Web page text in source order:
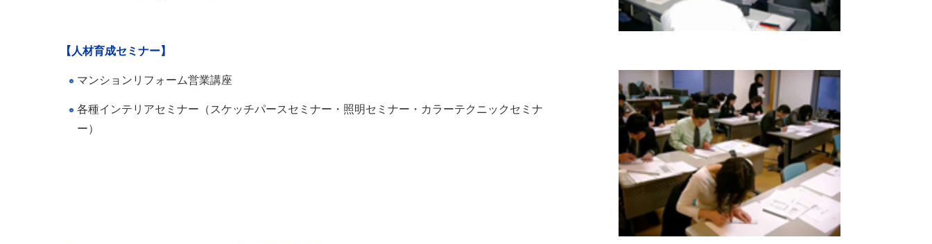
【人材育成セミナー】
マンションリフォーム営業講座
各種インテリアセミナー（スケッチパースセミナー・照明セミナー・カラーテクニックセミナ
ー）